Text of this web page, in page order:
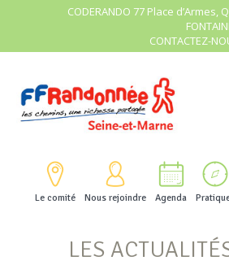
CODERANDO 77 Place d’Armes,
CONTACTEZ-
Le comité Nous rejoindre Agenda
LES